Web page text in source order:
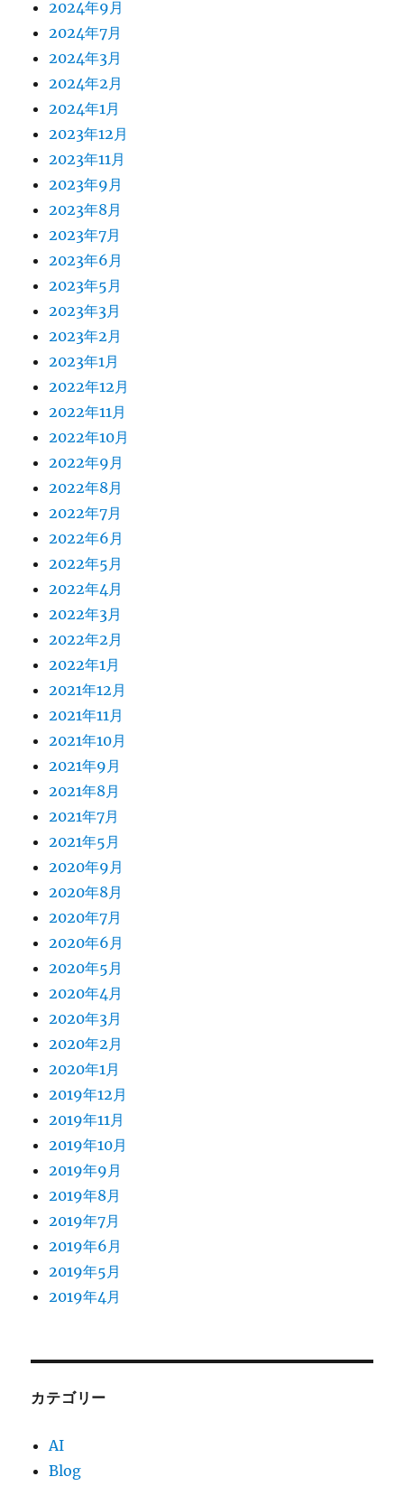
2024年9月
2024年7月
2024年3月
2024年2月
2024年1月
2023年12月
2023年11月
2023年9月
2023年8月
2023年7月
2023年6月
2023年5月
2023年3月
2023年2月
2023年1月
2022年12月
2022年11月
2022年10月
2022年9月
2022年8月
2022年7月
2022年6月
2022年5月
2022年4月
2022年3月
2022年2月
2022年1月
2021年12月
2021年11月
2021年10月
2021年9月
2021年8月
2021年7月
2021年5月
2020年9月
2020年8月
2020年7月
2020年6月
2020年5月
2020年4月
2020年3月
2020年2月
2020年1月
2019年12月
2019年11月
2019年10月
2019年9月
2019年8月
2019年7月
2019年6月
2019年5月
2019年4月
カテゴリー
AI
Blog